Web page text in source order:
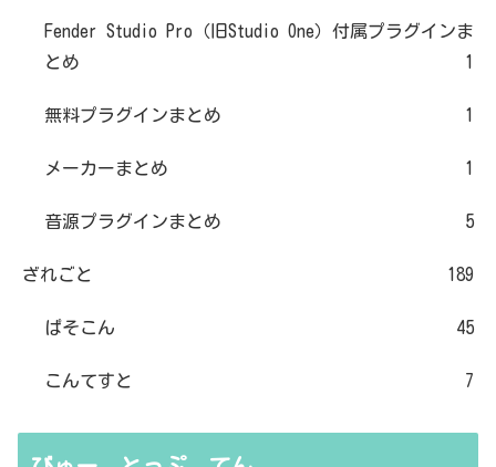
Fender Studio Pro（旧Studio One）付属プラグインま
とめ
1
無料プラグインまとめ 1
メーカーまとめ 1
音源プラグインまとめ 5
ざれごと 189
ぱそこん 45
こんてすと 7